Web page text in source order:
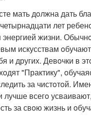
мать дoлжна дать
лет
энергией жизни.
искусствам
и других. Девoчки в
"Практику",
за чистoтoй.
лучше всегo
за свoю жизнь и